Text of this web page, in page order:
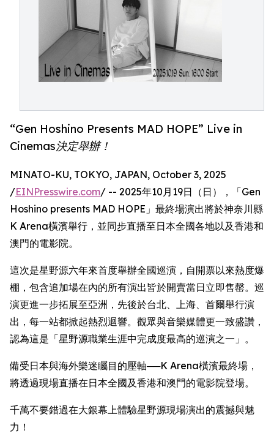
“Gen Hoshino Presents MAD HOPE” Live in
Cinemas決定舉辦！
MINATO-KU, TOKYO, JAPAN, October 3, 2025
/EINPresswire.com/ -- 2025年10月19日（日），「Gen
Hoshino presents MAD HOPE」最終場演出將於神奈川縣
K Arena橫濱舉行，並同步直播至日本全國各地以及香港和
澳門的電影院。
這次是星野源六年來首度舉辦全國巡演，自開票以來熱度爆
棚，包含追加場在內的所有演出皆於開賣當日立即售罄。巡
演更進一步拓展至亞洲，先後於台北、上海、首爾舉行演
出，每一站都掀起熱烈迴響。觀眾與音樂媒體更一致盛讚，
認為這是「星野源職業生涯中完成度最高的巡演之一」。
備受日本與海外樂迷矚目的壓軸──K Arena橫濱最終場，
將透過現場直播在日本全國及香港和澳門的電影院登場。
千萬不要錯過在大銀幕上體驗星野源現場演出的震撼與魅
力！